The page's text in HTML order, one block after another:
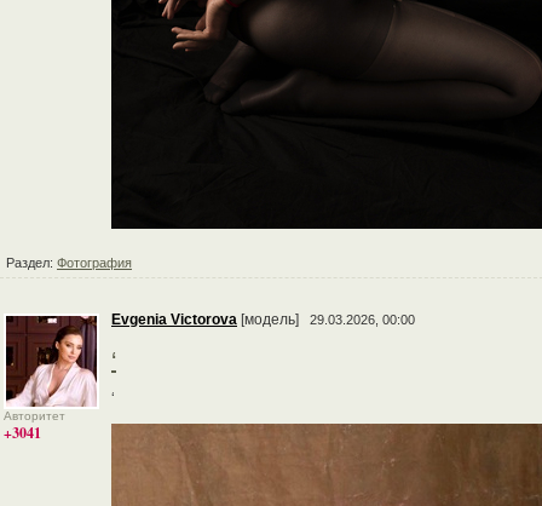
Раздел: Фотография
Авторитет
+3041
Evgenia Victorova [модель] 29.03.2026, 00:00
‘
‘